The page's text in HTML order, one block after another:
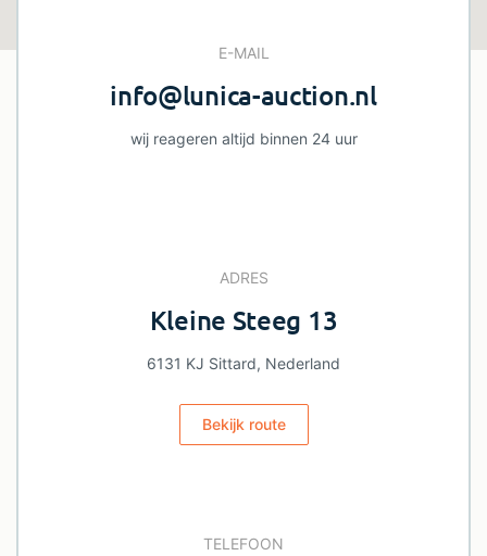
E-MAIL
info@lunica-auction.nl
wij reageren altijd binnen 24 uur
ADRES
Kleine Steeg 13
6131 KJ Sittard, Nederland
Bekijk route
TELEFOON